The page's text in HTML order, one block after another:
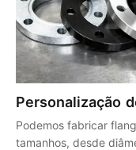
Personalização
Podemos fabricar
tamanhos, desde